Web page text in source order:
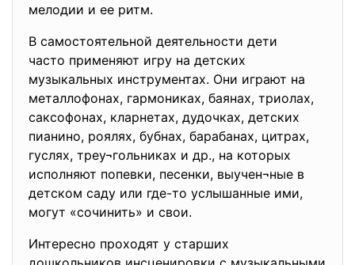
мелодии и ее ритм.
В самостоятельной деятельности дети
часто применяют игру на детских
музыкальных инструментах. Они играют на
металлофонах, гармониках, баянах, триолах,
саксофонах, кларнетах, дудочках, детских
пианино, роялях, бубнах, барабанах, цитрах,
гуслях, треу¬гольниках и др., на которых
исполняют попевки, песенки, выучен¬ные в
детском саду или где-то услышанные ими,
могут «сочинить» и свои.
Интересно проходят у старших